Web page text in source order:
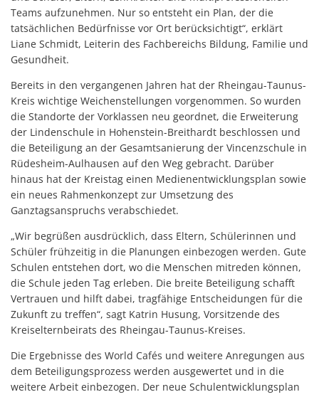
Teams aufzunehmen. Nur so entsteht ein Plan, der die
tatsächlichen Bedürfnisse vor Ort berücksichtigt“, erklärt
Liane Schmidt, Leiterin des Fachbereichs Bildung, Familie und
Gesundheit.
Bereits in den vergangenen Jahren hat der Rheingau-Taunus-
Kreis wichtige Weichenstellungen vorgenommen. So wurden
die Standorte der Vorklassen neu geordnet, die Erweiterung
der Lindenschule in Hohenstein-Breithardt beschlossen und
die Beteiligung an der Gesamtsanierung der Vincenzschule in
Rüdesheim-Aulhausen auf den Weg gebracht. Darüber
hinaus hat der Kreistag einen Medienentwicklungsplan sowie
ein neues Rahmenkonzept zur Umsetzung des
Ganztagsanspruchs verabschiedet.
„Wir begrüßen ausdrücklich, dass Eltern, Schülerinnen und
Schüler frühzeitig in die Planungen einbezogen werden. Gute
Schulen entstehen dort, wo die Menschen mitreden können,
die Schule jeden Tag erleben. Die breite Beteiligung schafft
Vertrauen und hilft dabei, tragfähige Entscheidungen für die
Zukunft zu treffen“, sagt Katrin Husung, Vorsitzende des
Kreiselternbeirats des Rheingau-Taunus-Kreises.
Die Ergebnisse des World Cafés und weitere Anregungen aus
dem Beteiligungsprozess werden ausgewertet und in die
weitere Arbeit einbezogen. Der neue Schulentwicklungsplan